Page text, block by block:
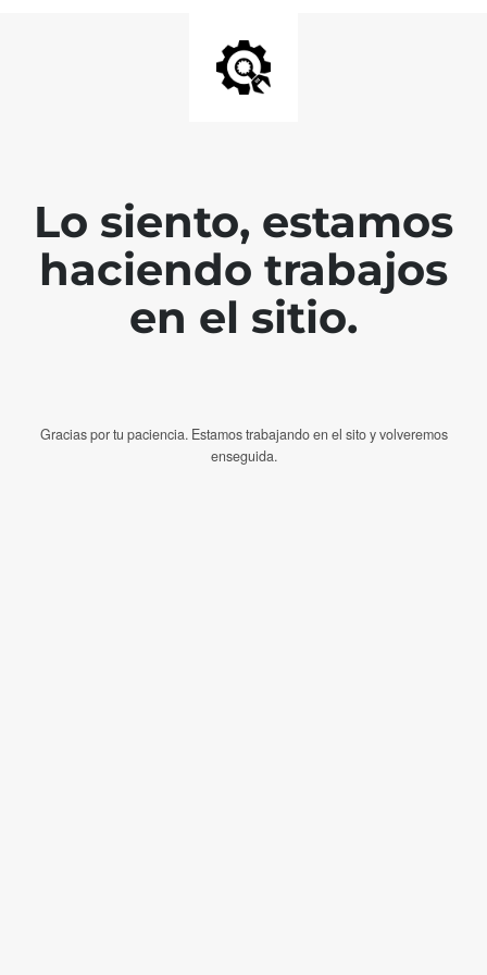
Lo siento, estamos
haciendo trabajos
en el sitio.
Gracias por tu paciencia. Estamos trabajando en el sito y volveremos
enseguida.